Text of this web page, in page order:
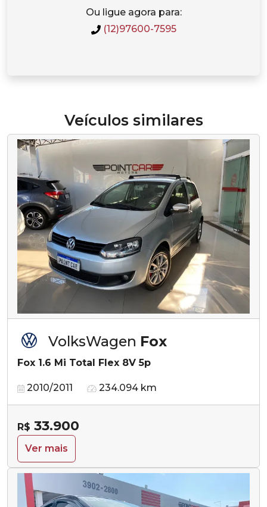
Ou ligue agora para:
(12)97600-7595
Veículos similares
VolksWagen Fox
Fox 1.6 Mi Total Flex 8V 5p
2010/2011 234.094 km
R$ 33.900
Ver mais